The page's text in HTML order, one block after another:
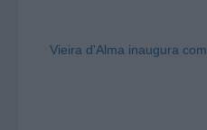
Vieira d'Alma inaugura